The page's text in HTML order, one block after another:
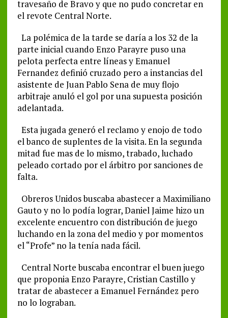
travesaño de Bravo y que no pudo concretar en
el revote Central Norte.
La polémica de la tarde se daría a los 32 de la
parte inicial cuando Enzo Parayre puso una
pelota perfecta entre líneas y Emanuel
Fernandez definió cruzado pero a instancias del
asistente de Juan Pablo Sena de muy flojo
arbitraje anuló el gol por una supuesta posición
adelantada.
Esta jugada generó el reclamo y enojo de todo
el banco de suplentes de la visita. En la segunda
mitad fue mas de lo mismo, trabado, luchado
peleado cortado por el árbitro por sanciones de
falta.
Obreros Unidos buscaba abastecer a Maximiliano
Gauto y no lo podía lograr, Daniel Jaime hizo un
excelente encuentro con distribución de juego
luchando en la zona del medio y por momentos
el “Profe” no la tenía nada fácil.
Central Norte buscaba encontrar el buen juego
que proponia Enzo Parayre, Cristian Castillo y
tratar de abastecer a Emanuel Fernández pero
no lo lograban.